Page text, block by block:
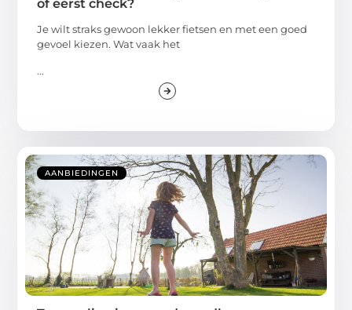
of eerst check?
Je wilt straks gewoon lekker fietsen en met een goed
gevoel kiezen. Wat vaak het
...
AANBIEDINGEN